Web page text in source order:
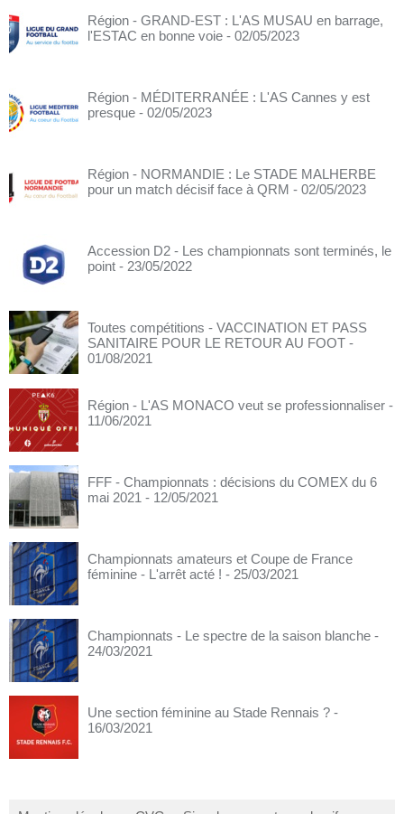
Région - GRAND-EST : L'AS MUSAU en barrage,
l'ESTAC en bonne voie - 02/05/2023
Région - MÉDITERRANÉE : L'AS Cannes y est
presque - 02/05/2023
Région - NORMANDIE : Le STADE MALHERBE
pour un match décisif face à QRM - 02/05/2023
Accession D2 - Les championnats sont terminés, le
point - 23/05/2022
Toutes compétitions - VACCINATION ET PASS
SANITAIRE POUR LE RETOUR AU FOOT -
01/08/2021
Région - L'AS MONACO veut se professionnaliser -
11/06/2021
FFF - Championnats : décisions du COMEX du 6
mai 2021 - 12/05/2021
Championnats amateurs et Coupe de France
féminine - L'arrêt acté ! - 25/03/2021
Championnats - Le spectre de la saison blanche -
24/03/2021
Une section féminine au Stade Rennais ? -
16/03/2021